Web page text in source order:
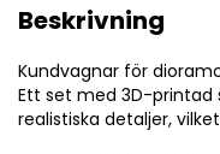
Beskrivning
Kundvagnar för
Ett set med 3D-printad
realistiska detaljer,